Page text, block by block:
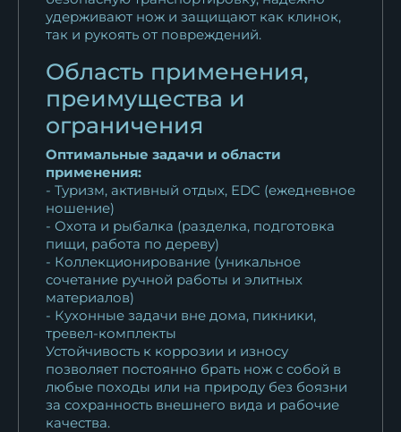
удерживают нож и защищают как клинок,
так и рукоять от повреждений.
Область применения,
преимущества и
ограничения
Оптимальные задачи и области
применения:
- Туризм, активный отдых, EDC (ежедневное
ношение)
- Охота и рыбалка (разделка, подготовка
пищи, работа по дереву)
- Коллекционирование (уникальное
сочетание ручной работы и элитных
материалов)
- Кухонные задачи вне дома, пикники,
тревел-комплекты
Устойчивость к коррозии и износу
позволяет постоянно брать нож с собой в
любые походы или на природу без боязни
за сохранность внешнего вида и рабочие
качества.